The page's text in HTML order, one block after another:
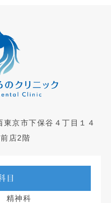
東京市下保谷４丁目１４
店2階
目
精神科